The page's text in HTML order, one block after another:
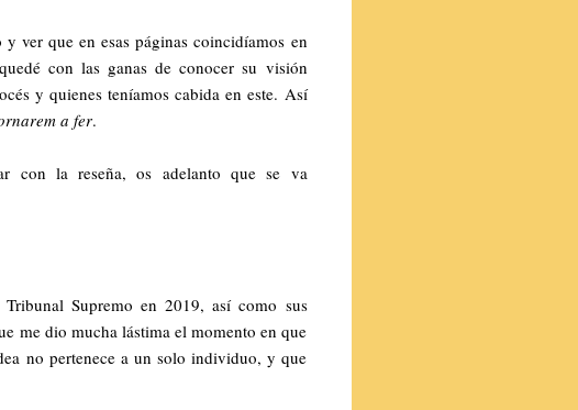
ver que en esas páginas coincidíamos en
con las ganas de conocer su visión
y quienes teníamos cabida en este. Así
a fer.
con la reseña, os adelanto que se va
Supremo en 2019, así como sus
me dio mucha lástima el momento en que
no pertenece a un solo individuo, y que